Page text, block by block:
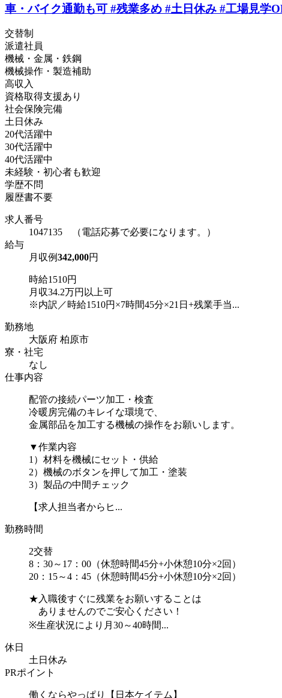
車・バイク通勤も可 #残業多め #土日休み #工場見学
交替制
派遣社員
機械・金属・鉄鋼
機械操作・製造補助
高収入
資格取得支援あり
社会保険完備
土日休み
20代活躍中
30代活躍中
40代活躍中
未経験・初心者も歓迎
学歴不問
履歴書不要
求人番号
1047135 （電話応募で必要になります。）
給与
月収例342,000円
時給1510円
月収34.2万円以上可
※内訳／時給1510円×7時間45分×21日+残業手当...
勤務地
大阪府 柏原市
寮・社宅
なし
仕事内容
配管の接続パーツ加工・検査
冷暖房完備のキレイな環境で、
金属部品を加工する機械の操作をお願いします。
▼作業内容
1）材料を機械にセット・供給
2）機械のボタンを押して加工・塗装
3）製品の中間チェック
【求人担当者からヒ...
勤務時間
2交替
8：30～17：00（休憩時間45分+小休憩10分×2回）
20：15～4：45（休憩時間45分+小休憩10分×2回）
★入職後すぐに残業をお願いすることは
ありませんのでご安心ください！
※生産状況により月30～40時間...
休日
土日休み
PRポイント
働くならやっぱり【日本ケイテム】